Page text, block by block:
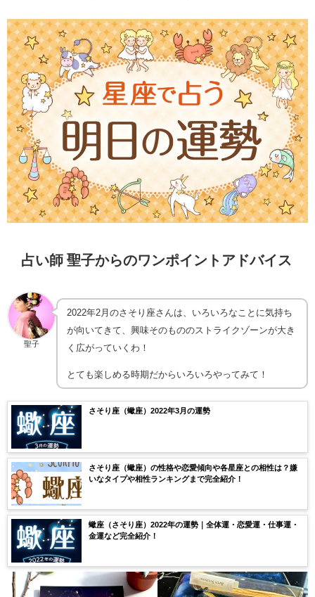
占い師 聖子からのワンポイントアドバイス
聖子
2022年2月のさそり座さんは、いろいろなことに気持ち
が向いてきて、興味そのもののストライクゾーンが大き
く広がっていくわ！
とても楽しめる時期だからいろいろやってみて！
さそり座（蠍座）2022年3月の運勢
さそり座（蠍座）の性格や恋愛傾向や各星座との相性は？嫌
いなタイプや相性ランキングまで完全紹介！
蠍座（さそり座）2022年の運勢｜全体運・恋愛運・仕事運・
金運など完全紹介！